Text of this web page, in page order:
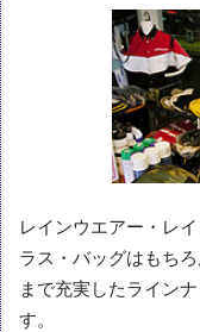
レインウエアー・レ
ラス・バッグはもち
まで充実したライン
す。